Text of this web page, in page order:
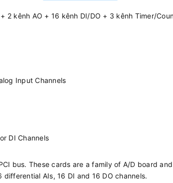
2 kênh AO + 16 kênh DI/DO + 3 kênh Timer/
Input Channels
DI Channels
bus. These cards are a family of A/D board
AIs, 16 DI and 16 DO channels.